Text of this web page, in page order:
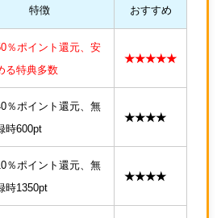
特徴 おすすめ
％ポイント還元、安
る特典多数
★★★★★
％ポイント還元、無
時600pt
★★★★
％ポイント還元、無
時1350pt
★★★★